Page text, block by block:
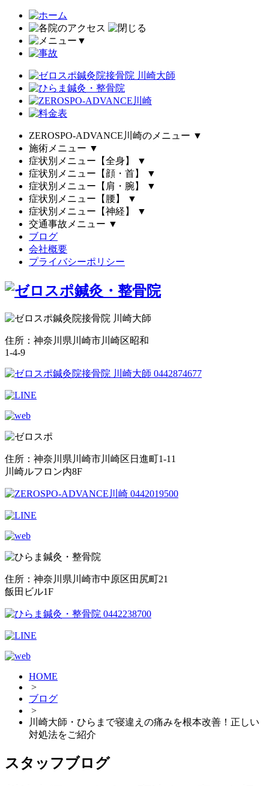
▼
ZEROSPO-ADVANCE川崎のメニュー ▼
施術メニュー ▼
症状別メニュー【全身】
▼
症状別メニュー【顔・首】
▼
症状別メニュー【肩・腕】
▼
症状別メニュー【腰】
▼
症状別メニュー【神経】
▼
交通事故メニュー ▼
ブログ
会社概要
プライバシーポリシー
住所：神奈川県川崎市川崎区昭和
1-4-9
住所：神奈川県川崎市川崎区日進町1-11
川崎ルフロン内8F
住所：神奈川県川崎市中原区田尻町21
飯田ビル1F
HOME
>
ブログ
>
川崎大師・ひらまで寝違えの痛みを根本改善！正しい
対処法をご紹介
スタッフブログ